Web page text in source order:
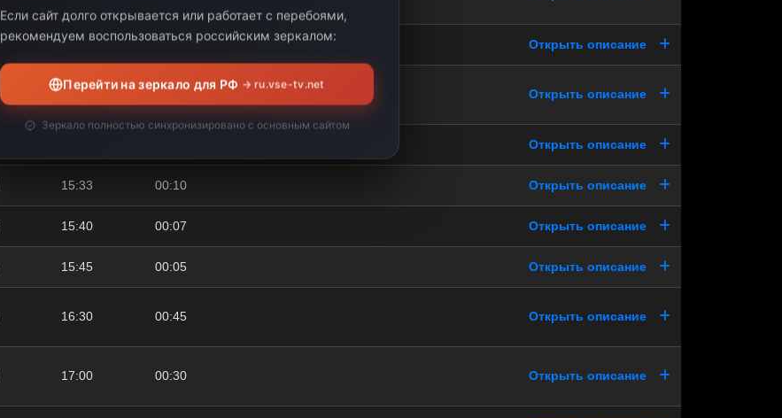
14:10 00:55 Открыть описание
15:00 00:50 Открыть описание
Открыть описание
15:33 00:10 Открыть описание
15:40 00:07 Открыть описание
15:45 00:05 Открыть описание
16:30 00:45 Открыть описание
17:00 00:30 Открыть описание
Если сайт долго открывается или работает с перебоями,
рекомендуем воспользоваться российским зеркалом:
Перейти на зеркало для РФ → ru.vse-tv.net
Зеркало полностью синхронизировано с основным сайтом